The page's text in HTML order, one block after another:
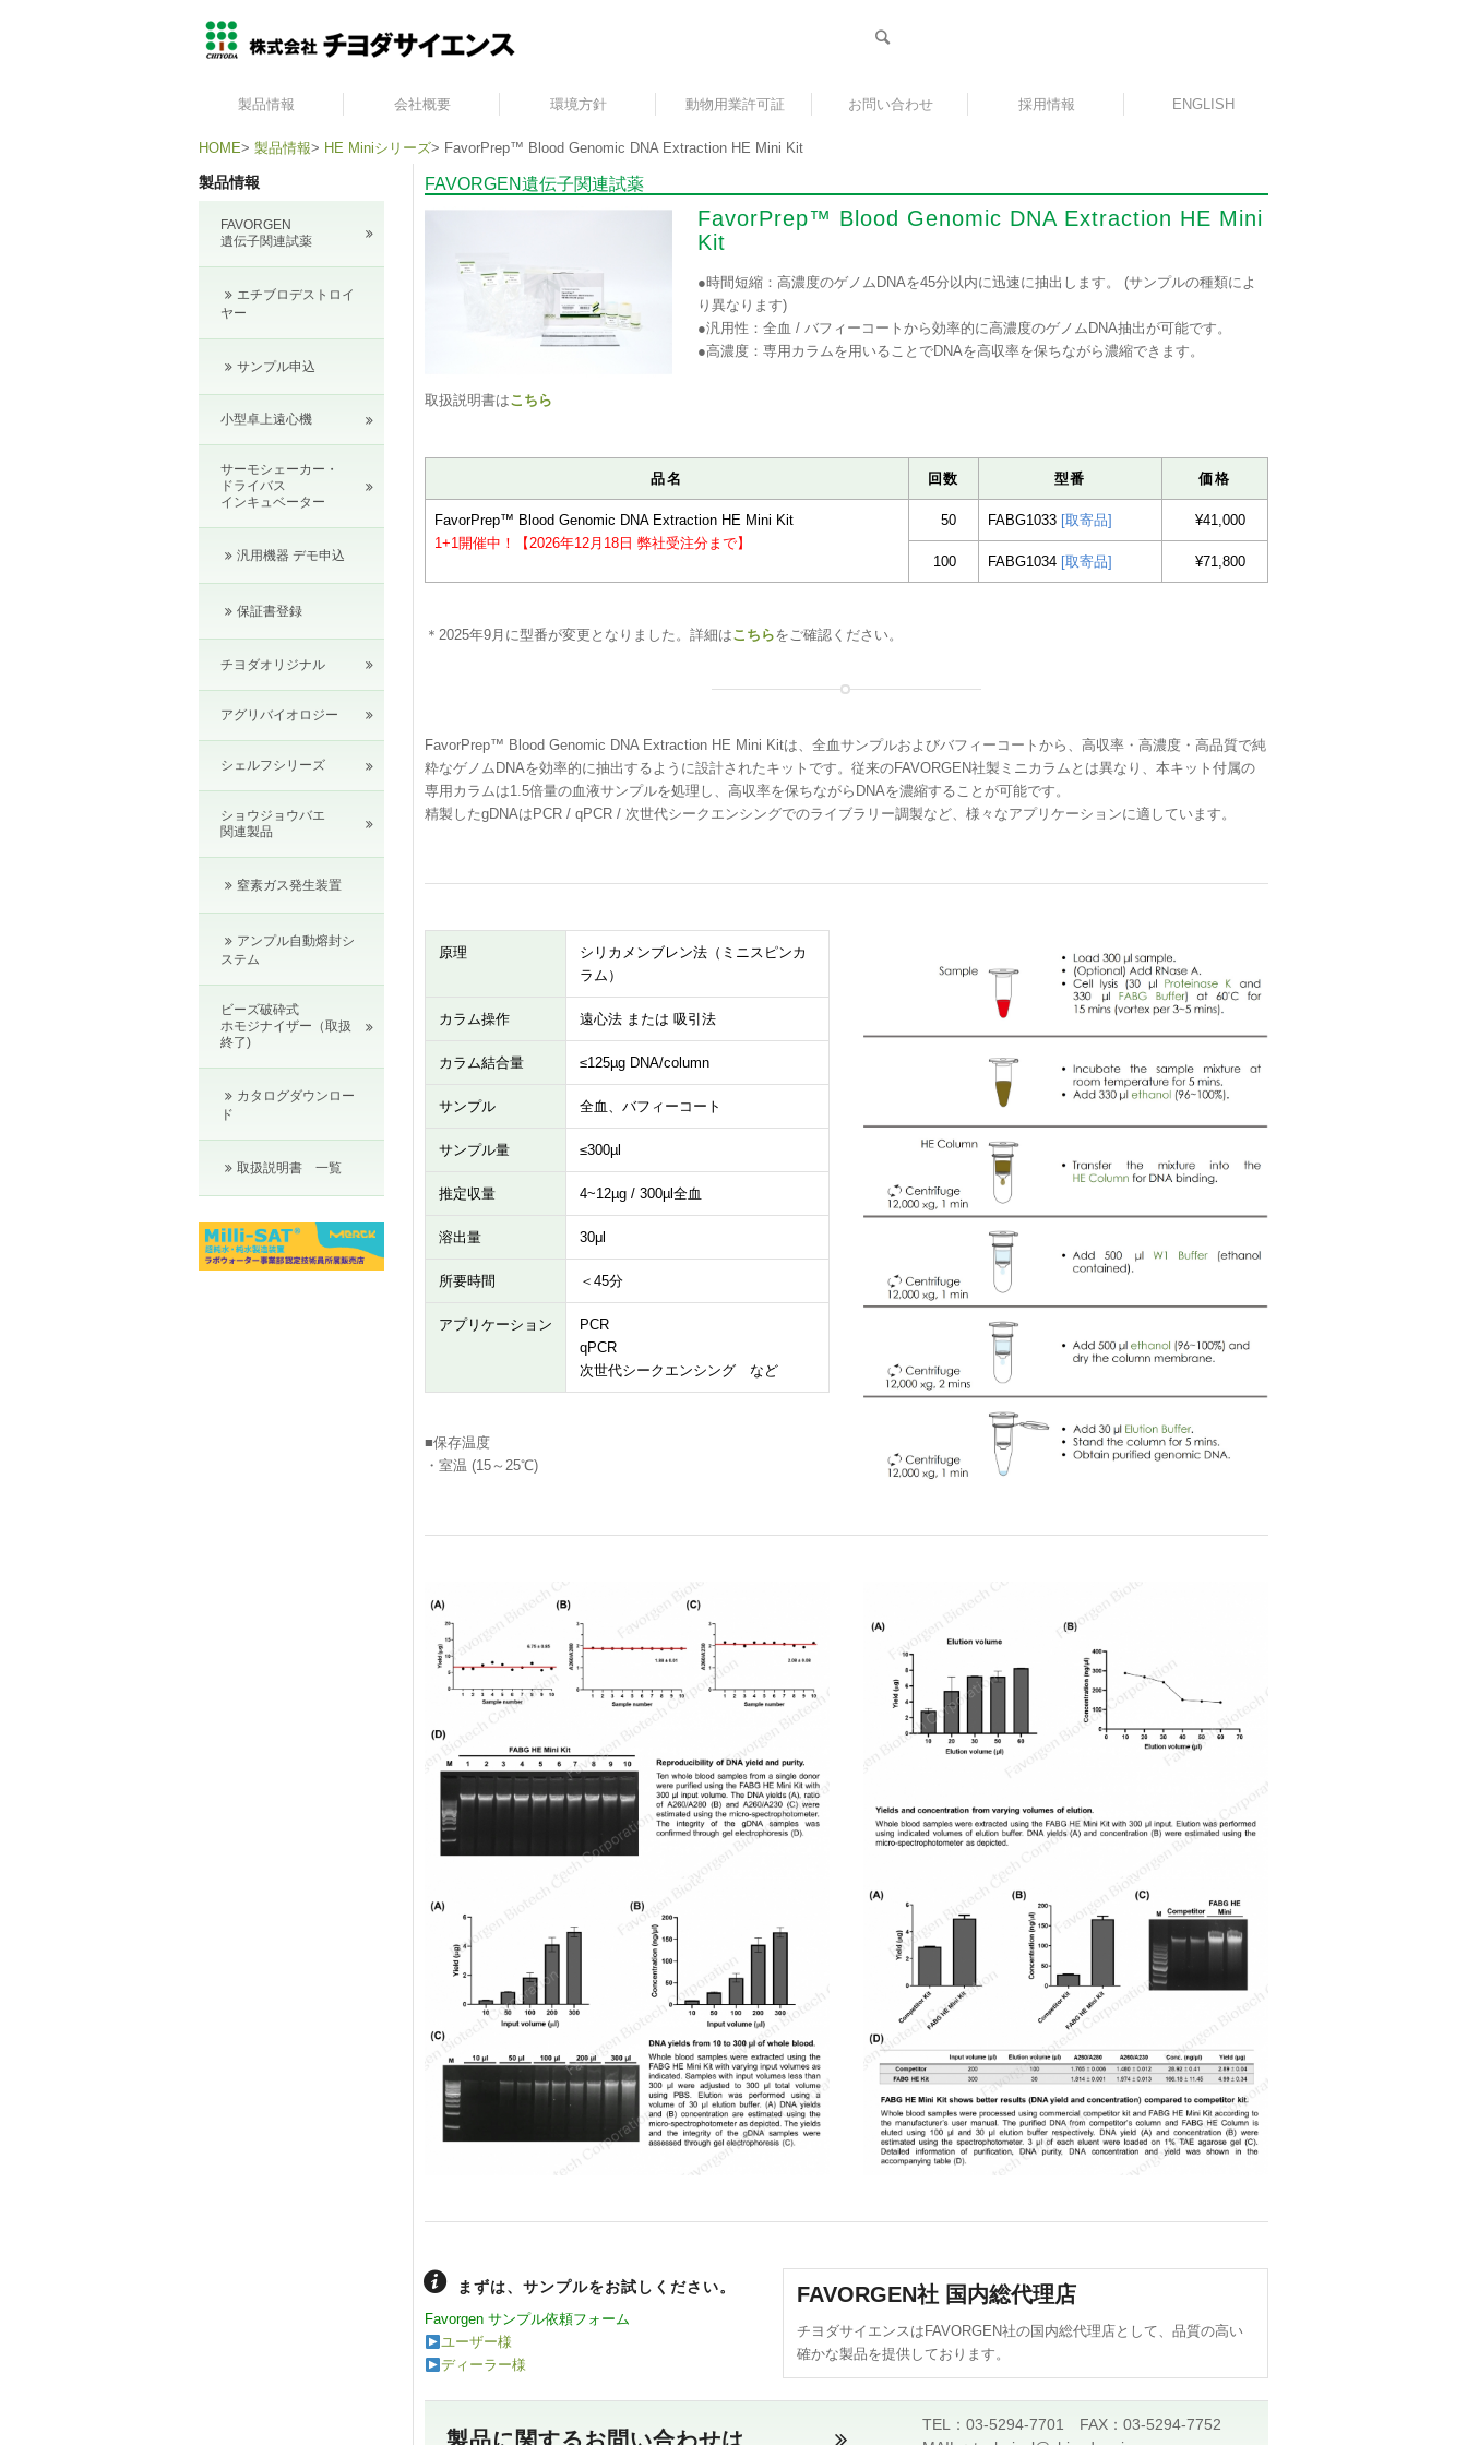
製品情報 会社概要 環境方針 動物用業許可証 お問い合わせ 採用情報 ENGLISH
HOME> 製品情報> HE Miniシリーズ> FavorPrep™ Blood Genomic DNA Extraction HE Mini Kit
FAVORGEN遺伝子関連試薬
取扱説明書はこちら
FavorPrep™ Blood Genomic DNA Extraction HE Mini
Kit
●時間短縮：高濃度のゲノムDNAを45分以内に迅速に抽出します。 (サンプルの種類によ
り異なります)
●汎用性：全血 / バフィーコートから効率的に高濃度のゲノムDNA抽出が可能です。
●高濃度：専用カラムを用いることでDNAを高収率を保ちながら濃縮できます。
品名 回数 型番 価格
FavorPrep™ Blood Genomic DNA Extraction HE Mini Kit
1+1開催中！【2026年12月18日 弊社受注分まで】
50 FABG1033[取寄品] ¥41,000
100 FABG1034[取寄品] ¥71,800
＊2025年9月に型番が変更となりました。詳細はこちらをご確認ください。
FavorPrep™ Blood Genomic DNA Extraction HE Mini Kitは、全血サンプルおよびバフィーコートから、高収率・高濃度・高品質で純
粋なゲノムDNAを効率的に抽出するように設計されたキットです。従来のFAVORGEN社製ミニカラムとは異なり、本キット付属の
専用カラムは1.5倍量の血液サンプルを処理し、高収率を保ちながらDNAを濃縮することが可能です。
精製したgDNAはPCR / qPCR / 次世代シークエンシングでのライブラリー調製など、様々なアプリケーションに適しています。
原理
シリカメンブレン法（ミニスピンカ
ラム）
カラム操作 遠心法 または 吸引法
カラム結合量 ≤125µg DNA/column
サンプル 全血、バフィーコート
サンプル量 ≤300µl
推定収量 4~12µg / 300µl全血
溶出量 30μl
所要時間 ＜45分
アプリケーション
PCR
qPCR
次世代シークエンシング など
■保存温度
・室温 (15～25℃)
まずは、サンプルをお試しください。
Favorgen サンプル依頼フォーム
ユーザー様
ディーラー様
FAVORGEN社 国内総代理店
チヨダサイエンスはFAVORGEN社の国内総代理店として、品質の高い
確かな製品を提供しております。
製品に関するお問い合わせは
TEL：03-5294-7701 FAX：03-5294-7752
製品情報
FAVORGEN
遺伝子関連試薬
エチブロデストロイ
ヤー
サンプル申込
小型卓上遠心機
サーモシェーカー・
ドライバス
インキュベーター
汎用機器 デモ申込
保証書登録
チヨダオリジナル
アグリバイオロジー
シェルフシリーズ
ショウジョウバエ
関連製品
窒素ガス発生装置
アンプル自動熔封シ
ステム
ビーズ破砕式
ホモジナイザー（取扱
終了)
カタログダウンロー
ド
取扱説明書 一覧